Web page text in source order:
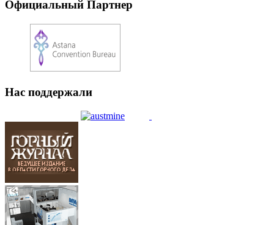
Официальный Партнер
Нас поддержали